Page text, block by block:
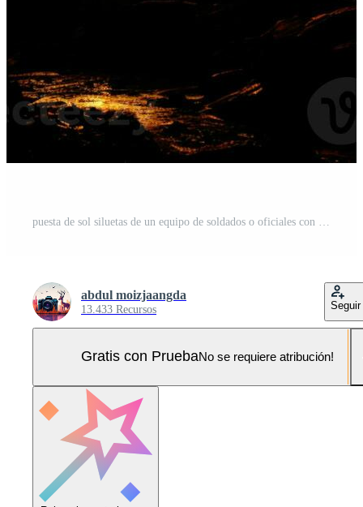
abdul moizjaangda
13.433 Recursos Seguir
Gratis con PruebaNo se requiere atribución!